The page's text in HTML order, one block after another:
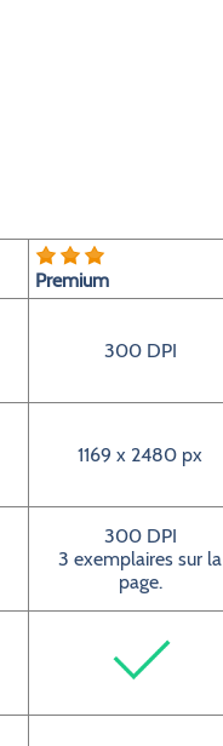
Premium
300 DPI
1169 x 2480 px
300 DPI
3 exemplaires sur la
page.